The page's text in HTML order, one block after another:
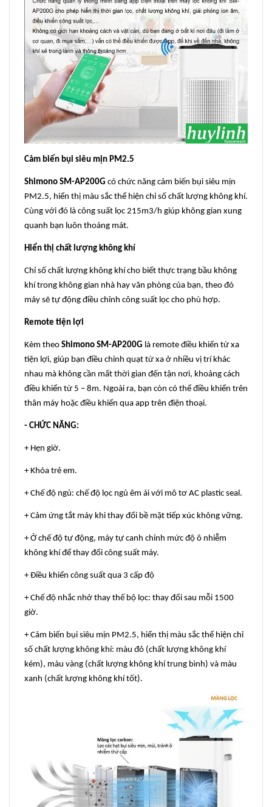
Cảm biến bụi siêu mịn PM2.5
Shimono SM-AP200G có chức năng cảm biến bụi siêu mịn
PM2.5, hiển thị màu sắc thể hiện chỉ số chất lượng không khí.
Cùng với đó là công suất lọc 215m3/h giúp không gian xung
quanh bạn luôn thoáng mát.
Hiển thị chất lượng không khí
Chỉ số chất lượng không khí cho biết thực trạng bầu không
khí trong không gian nhà hay văn phòng của bạn, theo đó
máy sẽ tự động điều chỉnh công suất lọc cho phù hợp.
Remote tiện lợi
Kèm theo Shimono SM-AP200G là remote điều khiển từ xa
tiện lợi, giúp bạn điều chỉnh quạt từ xa ở nhiều vị trí khác
nhau mà không cần mất thời gian đến tận nơi, khoảng cách
điều khiển từ 5 – 8m. Ngoài ra, bạn còn có thể điều khiển trên
thân máy hoặc điều khiển qua app trên điện thoại.
- CHỨC NĂNG:
+ Hẹn giờ.
+ Khóa trẻ em.
+ Chế độ ngủ: chế độ lọc ngủ êm ái với mô tơ AC plastic seal.
+ Cảm ứng tắt máy khi thay đổi bề mặt tiếp xúc không vững.
+ Ở chế độ tự động, máy tự canh chỉnh mức độ ô nhiễm
không khí để thay đổi công suất máy.
+ Điều khiển công suất qua 3 cấp độ
+ Chế độ nhắc nhở thay thế bộ lọc: thay đổi sau mỗi 1500
giờ.
+ Cảm biến bụi siêu mịn PM2.5, hiển thị màu sắc thể hiện chỉ
số chất lượng không khí: màu đỏ (chất lượng không khí
kém), màu vàng (chất lượng không khí trung bình) và màu
xanh (chất lượng không khí tốt).